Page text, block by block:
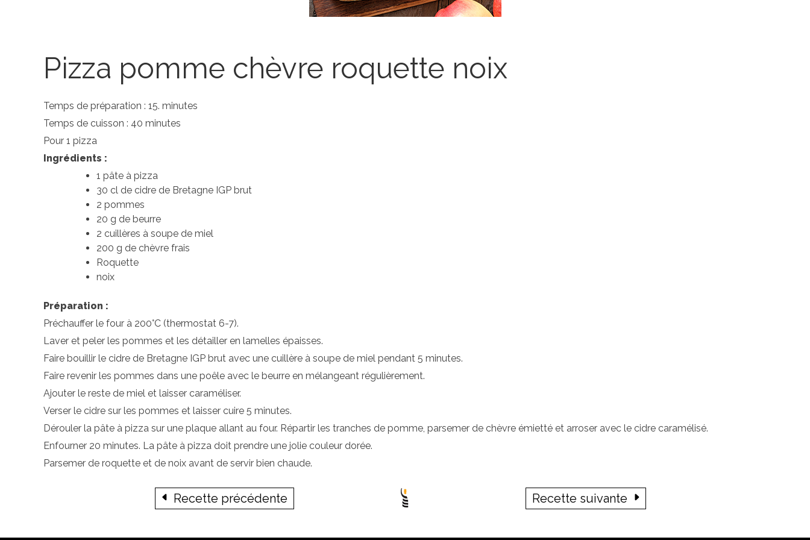
Pizza pomme chèvre roquette noix
Temps de préparation : 15. minutes
Temps de cuisson : 40 minutes
Pour 1 pizza
Ingrédients :
1 pâte à pizza
30 cl de cidre de Bretagne IGP brut
2 pommes
20 g de beurre
2 cuillères à soupe de miel
200 g de chèvre frais
Roquette
noix
Préparation :
Préchauffer le four à 200°C (thermostat 6-7).
Laver et peler les pommes et les détailler en lamelles épaisses.
Faire bouillir le cidre de Bretagne IGP brut avec une cuillère à soupe de miel pendant 5 minutes.
Faire revenir les pommes dans une poêle avec le beurre en mélangeant régulièrement.
Ajouter le reste de miel et laisser caraméliser.
Verser le cidre sur les pommes et laisser cuire 5 minutes.
Dérouler la pâte à pizza sur une plaque allant au four. Répartir les tranches de pomme, parsemer de chèvre émietté et arroser avec le cidre caramélisé.
Enfourner 20 minutes. La pâte à pizza doit prendre une jolie couleur dorée.
Parsemer de roquette et de noix avant de servir bien chaude.
Recette précédente Recette suivante